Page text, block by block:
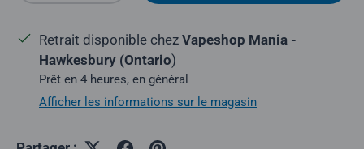
Retrait disponible chez Vapeshop Mania -
Hawkesbury (Ontario)
Prêt en 4 heures, en général
Afficher les informations sur le magasin